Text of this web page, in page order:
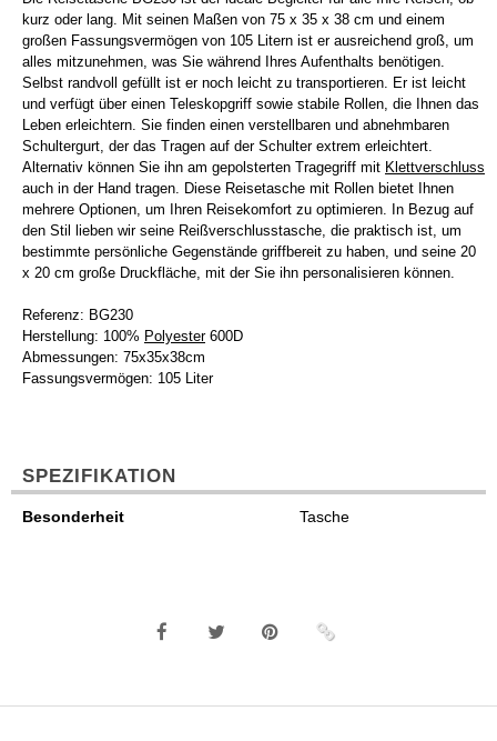
kurz oder lang. Mit seinen Maßen von 75 x 35 x 38 cm und einem
großen Fassungsvermögen von 105 Litern ist er ausreichend groß, um
alles mitzunehmen, was Sie während Ihres Aufenthalts benötigen.
Selbst randvoll gefüllt ist er noch leicht zu transportieren. Er ist leicht
und verfügt über einen Teleskopgriff sowie stabile Rollen, die Ihnen das
Leben erleichtern. Sie finden einen verstellbaren und abnehmbaren
Schultergurt, der das Tragen auf der Schulter extrem erleichtert.
Alternativ können Sie ihn am gepolsterten Tragegriff mit Klettverschluss
auch in der Hand tragen. Diese Reisetasche mit Rollen bietet Ihnen
mehrere Optionen, um Ihren Reisekomfort zu optimieren. In Bezug auf
den Stil lieben wir seine Reißverschlusstasche, die praktisch ist, um
bestimmte persönliche Gegenstände griffbereit zu haben, und seine 20
x 20 cm große Druckfläche, mit der Sie ihn personalisieren können.
Referenz: BG230
Herstellung: 100% Polyester600D
Abmessungen: 75x35x38cm
Fassungsvermögen: 105 Liter
SPEZIFIKATION
Besonderheit Tasche